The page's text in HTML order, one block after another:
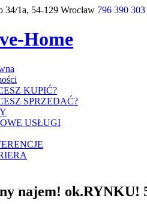
1a, 54-129 Wrocław 796 390 303
KUPIĆ?
SPRZEDAĆ?
USŁUGI
najem! ok.RYNKU!